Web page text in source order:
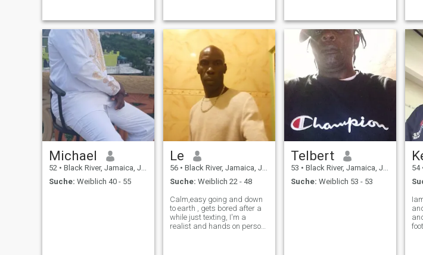
Michael
52 • Black River, Jamaica, Jamaika
Suche: Weiblich 40 - 55
Le
56 • Black River, Jamaica, Jamaika
Suche: Weiblich 22 - 48
Calm,easy going and down
to earth , gets bored after a
while just texting, I'm a
realist and hands on person
Telbert
53 • Black River, Jamaica, Jamaika
Suche: Weiblich 53 - 53
54